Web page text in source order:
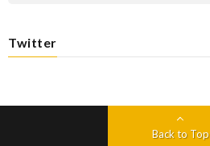
Twitter
Back to Top